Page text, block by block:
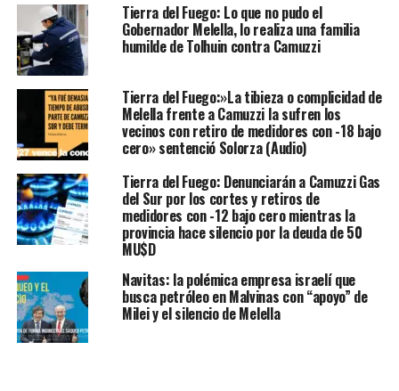
Tierra del Fuego: Lo que no pudo el
Gobernador Melella, lo realiza una familia
humilde de Tolhuin contra Camuzzi
Tierra del Fuego:»La tibieza o complicidad de
Melella frente a Camuzzi la sufren los
vecinos con retiro de medidores con -18 bajo
cero» sentenció Solorza (Audio)
Tierra del Fuego: Denunciarán a Camuzzi Gas
del Sur por los cortes y retiros de
medidores con -12 bajo cero mientras la
provincia hace silencio por la deuda de 50
MU$D
Navitas: la polémica empresa israelí que
busca petróleo en Malvinas con “apoyo” de
Milei y el silencio de Melella